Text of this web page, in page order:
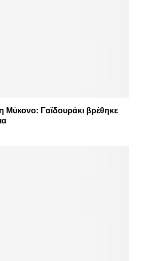
Μύκονο: Γαϊδουράκι βρέθηκε